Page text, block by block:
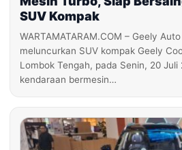
SUV Kompak
WARTAMATARAM.COM – Geely
meluncurkan SUV kompak Geely
Lombok Tengah, pada Senin, 20
kendaraan bermesin…